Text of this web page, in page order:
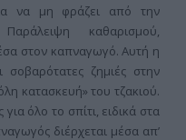
να μη φράζει από την
καθαρισμού,
στον καπναγωγό. Αυτή η
ζημιές στην
κατασκευή» του τζακιού.
όλο το σπίτι, ειδικά στα
διέρχεται μέσα απ’